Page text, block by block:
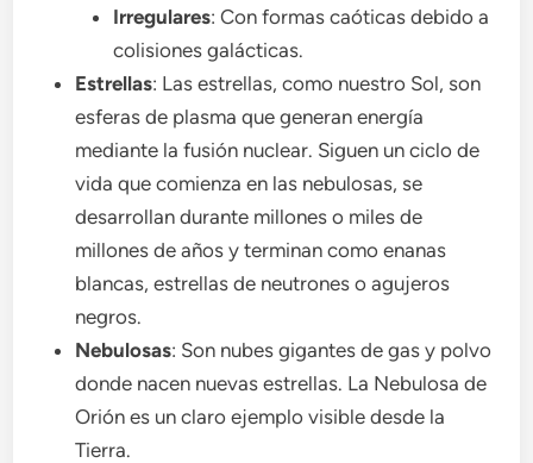
Irregulares: Con formas caóticas debido a
colisiones galácticas.
Estrellas: Las estrellas, como nuestro Sol, son
esferas de plasma que generan energía
mediante la fusión nuclear. Siguen un ciclo de
vida que comienza en las nebulosas, se
desarrollan durante millones o miles de
millones de años y terminan como enanas
blancas, estrellas de neutrones o agujeros
negros.
Nebulosas: Son nubes gigantes de gas y polvo
donde nacen nuevas estrellas. La Nebulosa de
Orión es un claro ejemplo visible desde la
Tierra.